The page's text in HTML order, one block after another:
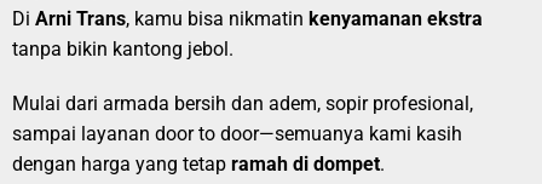
Di Arni Trans, kamu bisa nikmatin kenyamanan ekstra
tanpa bikin kantong jebol.
Mulai dari armada bersih dan adem, sopir profesional,
sampai layanan door to door—semuanya kami kasih
dengan harga yang tetap ramah di dompet.